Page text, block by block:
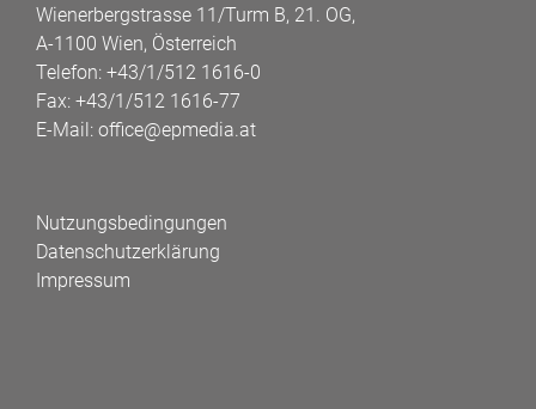
Wienerbergstrasse 11/Turm B, 21. OG,
A-1100 Wien, Österreich
Telefon: +43/1/512 1616-0
Fax: +43/1/512 1616-77
E-Mail: office@epmedia.at
Nutzungsbedingungen
Datenschutzerklärung
Impressum